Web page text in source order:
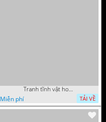
Tranh tĩnh vật hoa quả sơn dầu độc đáo
Miễn phí
TẢI VỀ